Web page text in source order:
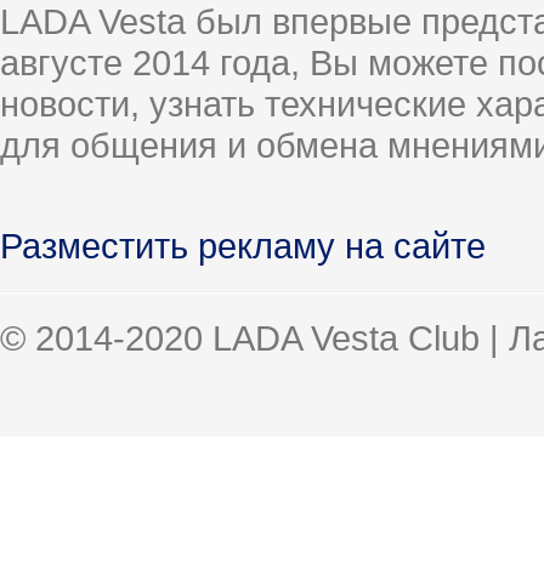
LADA Vesta был впервые
августе 2014 года, Вы можете
новости, узнать технические
для общения и обмена
Разместить рекламу на сайте
© 2014-2020 LADA Vesta Club |